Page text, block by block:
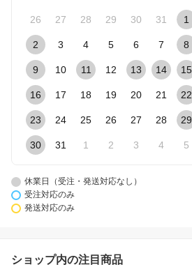
26 27 28 29 30 31 1
2 3 4 5 6 7 8
9 10 11 12 13 14 15
16 17 18 19 20 21 22
23 24 25 26 27 28 29
30 31 1 2 3 4 5
休業日（受注・発送対応なし）
受注対応のみ
発送対応のみ
ショップ内の注目商品